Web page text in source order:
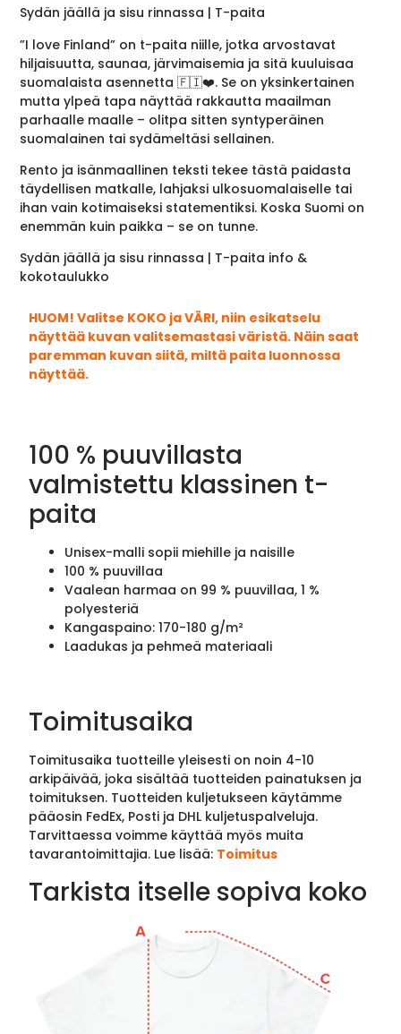
Sydän jäällä ja sisu rinnassa | T-paita
”I love Finland” on t-paita niille, jotka arvostavat
hiljaisuutta, saunaa, järvimaisemia ja sitä kuuluisaa
suomalaista asennetta 🇫🇮❤️. Se on yksinkertainen
mutta ylpeä tapa näyttää rakkautta maailman
parhaalle maalle – olitpa sitten syntyperäinen
suomalainen tai sydämeltäsi sellainen.
Rento ja isänmaallinen teksti tekee tästä paidasta
täydellisen matkalle, lahjaksi ulkosuomalaiselle tai
ihan vain kotimaiseksi statementiksi. Koska Suomi on
enemmän kuin paikka – se on tunne.
Sydän jäällä ja sisu rinnassa | T-paita info &
kokotaulukko
HUOM! Valitse KOKO ja VÄRI, niin esikatselu
näyttää kuvan valitsemastasi väristä. Näin saat
paremman kuvan siitä, miltä paita luonnossa
näyttää.
100 % puuvillasta
valmistettu klassinen t-
paita
Unisex-malli sopii miehille ja naisille
100 % puuvillaa
Vaalean harmaa on 99 % puuvillaa, 1 %
polyesteriä
Kangaspaino: 170-180 g/m²
Laadukas ja pehmeä materiaali
Toimitusaika
Toimitusaika tuotteille yleisesti on noin 4-10
arkipäivää, joka sisältää tuotteiden painatuksen ja
toimituksen. Tuotteiden kuljetukseen käytämme
pääosin FedEx, Posti ja DHL kuljetuspalveluja.
Tarvittaessa voimme käyttää myös muita
tavarantoimittajia. Lue lisää: Toimitus
Tarkista itselle sopiva koko